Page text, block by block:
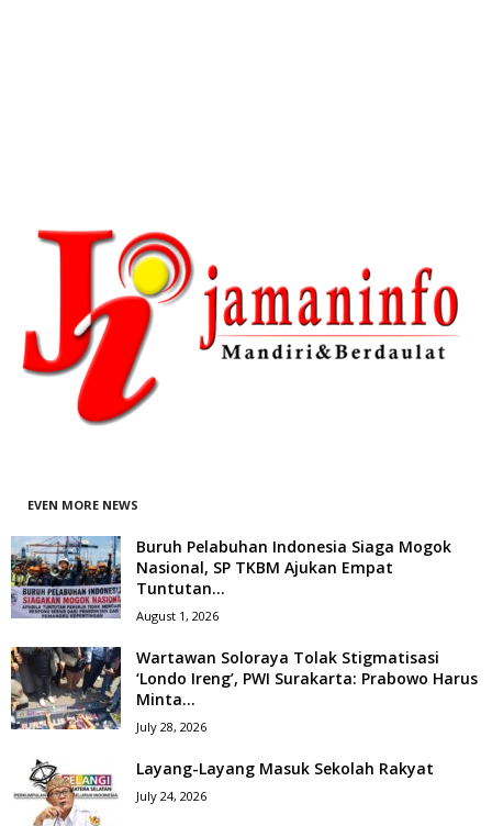
EVEN MORE NEWS
Buruh Pelabuhan Indonesia Siaga Mogok
Nasional, SP TKBM Ajukan Empat
Tuntutan...
August 1, 2026
Wartawan Soloraya Tolak Stigmatisasi
‘Londo Ireng’, PWI Surakarta: Prabowo Harus
Minta...
July 28, 2026
Layang-Layang Masuk Sekolah Rakyat
July 24, 2026